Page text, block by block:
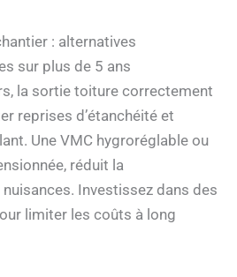
: alternatives
sur plus de 5 ans
la sortie toiture correctement
reprises d’étanchéité et
Une VMC hygroréglable ou
réduit la
Investissez dans des
limiter les coûts à long